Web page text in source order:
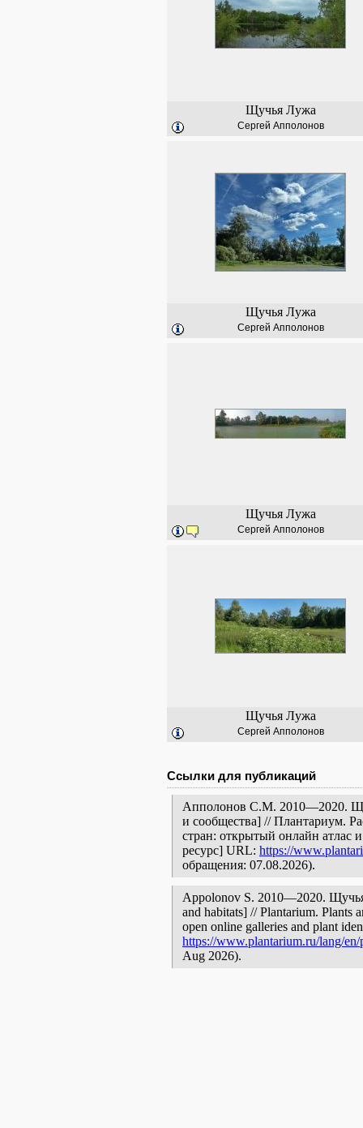
Щучья Лужа
Сергей Апполонов
Щучья Лужа
Сергей Апполонов
Щучья Лужа
Сергей Апполонов
Щучья Лужа
Сергей Апполонов
Ссылки для публикаций
Апполонов С.М. 2010—2020.
и сообщества] // Плантариум.
стран: открытый онлайн атлас
ресурс] URL: https://
обращения: 07.08.2026).
Appolonov S. 2010—2020.
and habitats] // Plantarium. Plants
open online galleries and plant
https://www.plantarium.ru/lang/
Aug 2026).